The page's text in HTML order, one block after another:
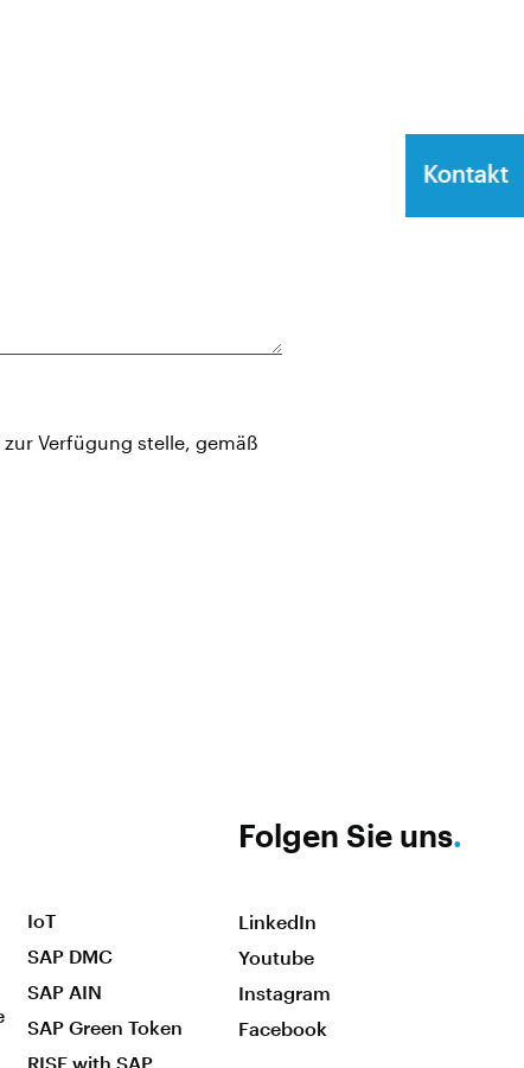
Verfügung stelle, gemäß
IoT
SAP DMC
SAP AIN
SAP Green Token
RISE with SAP
Folgen Sie uns.
LinkedIn
Youtube
Instagram
Facebook
Kontakt